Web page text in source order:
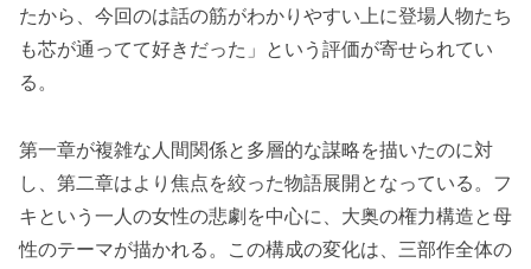
たから、今回のは話の筋がわかりやすい上に登場人物たち
も芯が通ってて好きだった」という評価が寄せられてい
る。
第一章が複雑な人間関係と多層的な謀略を描いたのに対
し、第二章はより焦点を絞った物語展開となっている。フ
キという一人の女性の悲劇を中心に、大奥の権力構造と母
性のテーマが描かれる。この構成の変化は、三部作全体の